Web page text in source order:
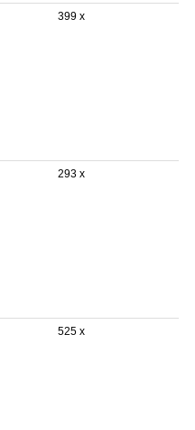
399 x
293 x
525 x